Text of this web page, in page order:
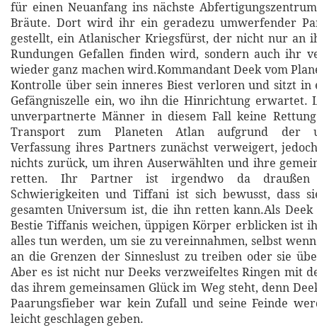
für einen Neuanfang ins nächste
Bräute. Dort wird ihr ein geradezu umwerfender
gestellt, ein Atlanischer Kriegsfürst, der nicht nur an
Rundungen Gefallen finden wird, sondern auch ihr
wieder ganz machen wird.Kommandant Deek vom
Kontrolle über sein inneres Biest verloren und sitzt in
Gefängniszelle ein, wo ihn die Hinrichtung erwartet.
unverpartnerte Männer in diesem Fall keine
Transport zum Planeten Atlan aufgrund der
Verfassung ihres Partners zunächst verweigert,
nichts zurück, um ihren Auserwählten und ihre
retten. Ihr Partner ist irgendwo da
Schwierigkeiten und Tiffani ist sich bewusst, dass
gesamten Universum ist, die ihn retten kann.Als
Bestie Tiffanis weichen, üppigen Körper erblicken ist
alles tun werden, um sie zu vereinnahmen, selbst
an die Grenzen der Sinneslust zu treiben oder sie
Aber es ist nicht nur Deeks verzweifeltes Ringen mit
das ihrem gemeinsamen Glück im Weg steht, denn
Paarungsfieber war kein Zufall und seine Feinde
leicht geschlagen geben.